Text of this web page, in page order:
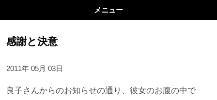
メニュー
感謝と決意
2011年 05月 03日
良子さんからのお知らせの通り、彼女のお腹の中で